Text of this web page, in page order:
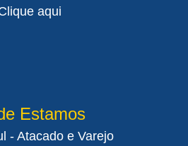
aqui
Estamos
- Atacado e Varejo